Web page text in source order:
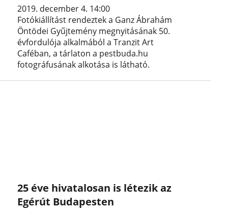
2019. december 4. 14:00
Fotókiállítást rendeztek a Ganz Ábrahám
Öntödei Gyűjtemény megnyitásának 50.
évfordulója alkalmából a Tranzit Art
Caféban, a tárlaton a pestbuda.hu
fotográfusának alkotása is látható.
25 éve hivatalosan is létezik az
Egérút Budapesten